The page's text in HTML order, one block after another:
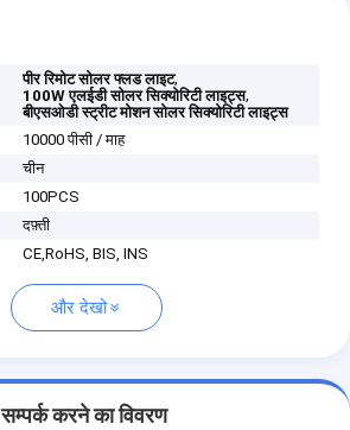
पीर रिमोट सोलर फ्लड लाइट,
100W एलईडी सोलर सिक्योरिटी लाइट्स,
बीएसओडी स्ट्रीट मोशन सोलर सिक्योरिटी लाइट्स
10000 पीसी / माह
चीन
100PCS
दफ़्ती
CE,RoHS, BIS, INS
और देखो
सम्पर्क करने का विवरण